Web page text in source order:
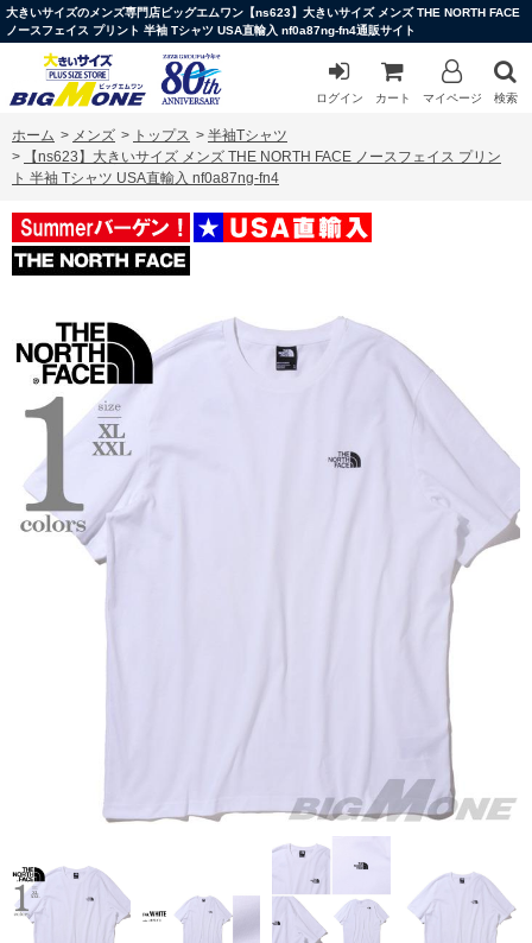
大きいサイズのメンズ専門店ビッグエムワン【ns623】大きいサイズ メンズ THE NORTH FACE
ノースフェイス プリント 半袖 Tシャツ USA直輸入 nf0a87ng-fn4通販サイト
ログイン カート マイページ 検索
ホーム > メンズ > トップス > 半袖Tシャツ
>
【ns623】大きいサイズ メンズ THE NORTH FACE ノースフェイス プリン
ト 半袖 Tシャツ USA直輸入 nf0a87ng-fn4